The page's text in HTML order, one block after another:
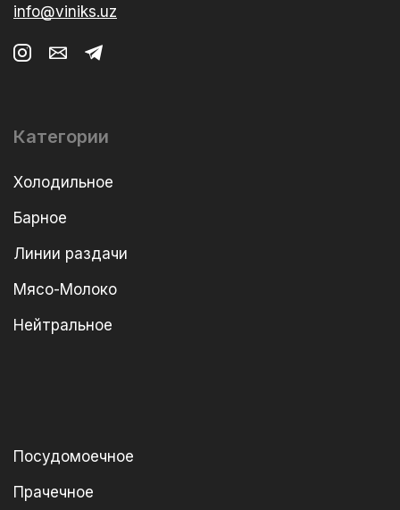
info@viniks.uz
Категории
Холодильное
Барное
Линии раздачи
Мясо-Молоко
Нейтральное
Посудомоечное
Прачечное